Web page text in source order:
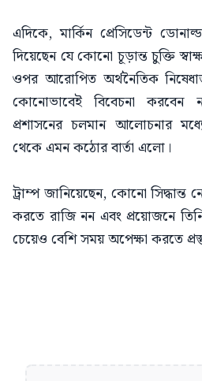
এদিকে, মার্কিন প্রেসিডেন্ট
দিয়েছেন যে কোনো চূড়ান্ত চুক্তি
ওপর আরোপিত অর্থনৈতিক
কোনোভাবেই বিবেচনা করবেন
প্রশাসনের চলমান আলোচনার
থেকে এমন কঠোর বার্তা এলো।
ট্রাম্প জানিয়েছেন, কোনো সিদ্ধান্ত
করতে রাজি নন এবং প্রয়োজনে
চেয়েও বেশি সময় অপেক্ষা করতে